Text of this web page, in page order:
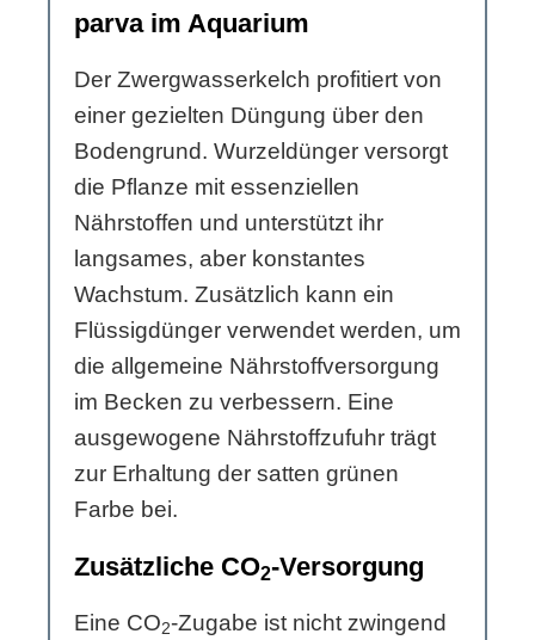
parva im Aquarium
Der Zwergwasserkelch profitiert von
einer gezielten Düngung über den
Bodengrund. Wurzeldünger versorgt
die Pflanze mit essenziellen
Nährstoffen und unterstützt ihr
langsames, aber konstantes
Wachstum. Zusätzlich kann ein
Flüssigdünger verwendet werden, um
die allgemeine Nährstoffversorgung
im Becken zu verbessern. Eine
ausgewogene Nährstoffzufuhr trägt
zur Erhaltung der satten grünen
Farbe bei.
Zusätzliche CO2-Versorgung
Eine CO2-Zugabe ist nicht zwingend